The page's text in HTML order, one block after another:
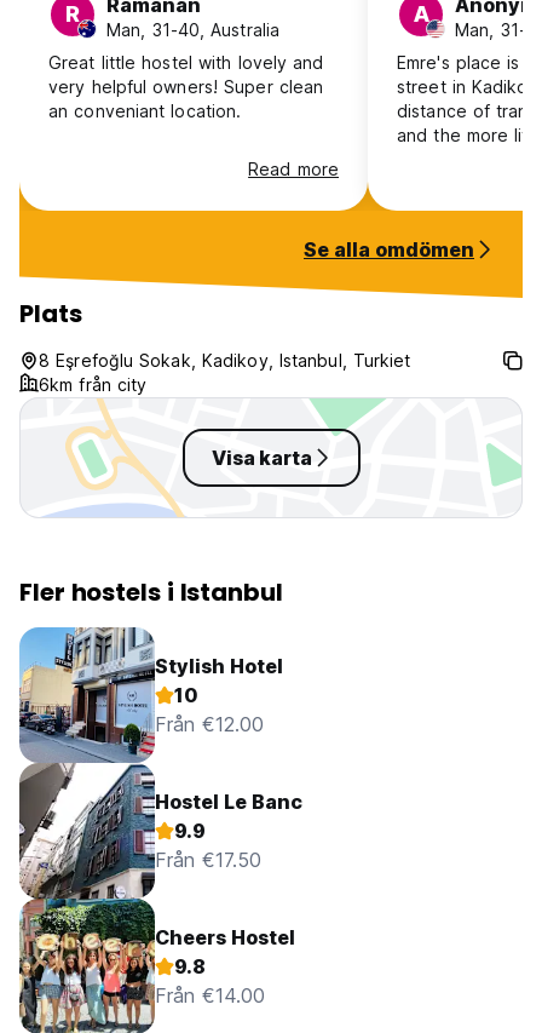
R Ramanan
Man, 31-40, Australia
Great little hostel with lovely and
very helpful owners! Super clean
an conveniant location.
Read more
A Anonym
Man, 31-
Emre's place is
street in
distance of
and the more
history yet
interactions
limited mobility
Sensitive
issues with
rooms, and (3)
Se alla omdömen
Plats
8 Eşrefoğlu Sokak, Kadikoy, Istanbul, Turkiet
6km från city
Visa karta
Fler hostels i Istanbul
Stylish Hotel
10
Från €12.00
Hostel Le Banc
9.9
Från €17.50
Cheers Hostel
9.8
Från €14.00